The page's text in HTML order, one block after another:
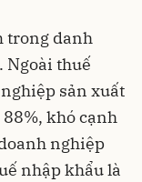
trong danh
Ngoài thuế
sản xuất
khó cạnh
nghiệp
nhập khẩu là